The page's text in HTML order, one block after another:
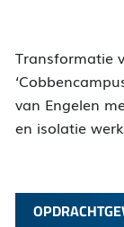
Transformatie
van Engelen
en isolatie